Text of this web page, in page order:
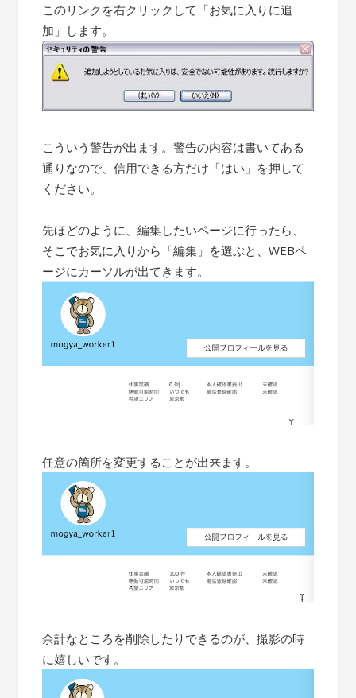
このリンクを右クリックして「お気に入りに追
加」します。
こういう警告が出ます。警告の内容は書いてある
通りなので、信用できる方だけ「はい」を押して
ください。
先ほどのように、編集したいページに行ったら、
そこでお気に入りから「編集」を選ぶと、WEBペ
ージにカーソルが出てきます。
任意の箇所を変更することが出来ます。
余計なところを削除したりできるのが、撮影の時
に嬉しいです。